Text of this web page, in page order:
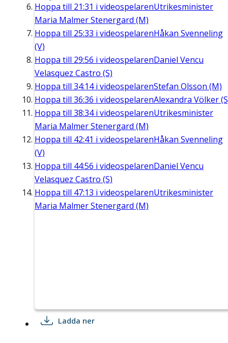
Hoppa till 21:31 i videospelarenUtrikesminister
Maria Malmer Stenergard (M)
Hoppa till 25:33 i videospelarenHåkan Svenneling
(V)
Hoppa till 29:56 i videospelarenDaniel Vencu
Velasquez Castro (S)
Hoppa till 34:14i videospelarenStefan Olsson (M)
Hoppa till 36:36 i videospelarenAlexandra Völker
Hoppa till 38:34i videospelarenUtrikesminister
Maria Malmer Stenergard (M)
Hoppa till 42:41 i videospelarenHåkan Svenneling
(V)
Hoppa till 44:56 i videospelarenDaniel Vencu
Velasquez Castro (S)
Hoppa till 47:13 i videospelarenUtrikesminister
Maria Malmer Stenergard (M)
Ladda ner